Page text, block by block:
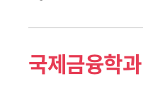
국제금융학과